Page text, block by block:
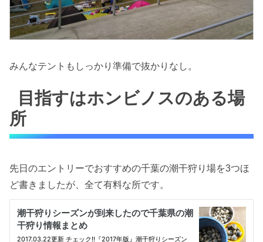
みんなテントもしっかり準備で抜かりなし。
目指すはホンビノスのある場
所
先日のエントリーでおすすめの千葉の潮干狩り場を3つほ
ど書きましたが、全て有料な所です。